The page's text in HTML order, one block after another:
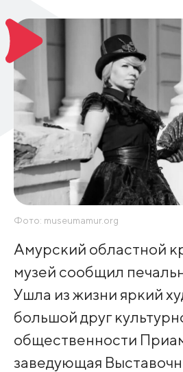
Фото: museumamur.org
Амурский областной
музей сообщил
Ушла из жизни яркий
большой друг
общественности
заведующая